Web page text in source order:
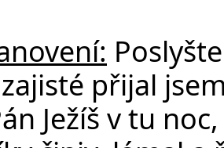
zajisté přijal
Ježíš v tu